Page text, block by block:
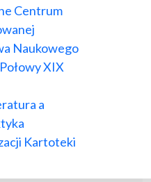
Centrum
Naukowego
XIX
a
Kartoteki